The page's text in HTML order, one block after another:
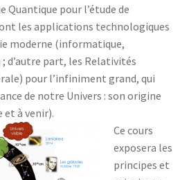
Quantique pour l’étude de
les applications technologiques
moderne (informatique,
d’autre part, les Relativités
pour l’infiniment grand, qui
de notre Univers : son origine
et à venir).
Ce cours
exposera les
principes et